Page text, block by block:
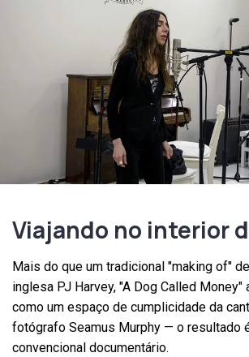
Viajando no interior
Mais do que um tradicional "making of"
inglesa PJ Harvey, "A Dog Called
como um espaço de cumplicidade da
fotógrafo Seamus Murphy — o resultado
convencional documentário.